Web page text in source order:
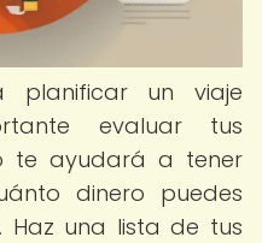
planificar un viaje
evaluar tus
te ayudará a tener
dinero puedes
una lista de tus